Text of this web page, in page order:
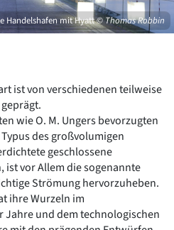
Bauten NRW 2020
der Nachkriegszeit)
Handelshafen mit Hyatt© Thomas Robbin
ist von verschiedenen teilweise
wie O. M. Ungers bevorzugten
des großvolumigen
geschlossene
vor Allem die sogenannte
Strömung hervorzuheben.
ihre Wurzeln im
Jahre und dem technologischen